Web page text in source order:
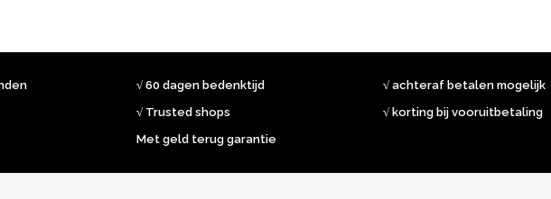
√ 60 dagen bedenktijd
√ Trusted shops
Met geld terug garantie
√ achteraf betalen mogelijk
√ korting bij vooruitbetaling